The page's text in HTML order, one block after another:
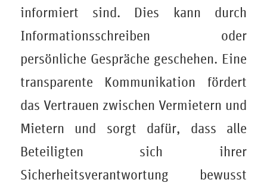
informiert sind. Dies kann durch
Informationsschreiben oder
persönliche Gespräche geschehen. Eine
transparente Kommunikation fördert
das Vertrauen zwischen Vermietern und
Mietern und sorgt dafür, dass alle
Beteiligten sich ihrer
Sicherheitsverantwortung bewusst